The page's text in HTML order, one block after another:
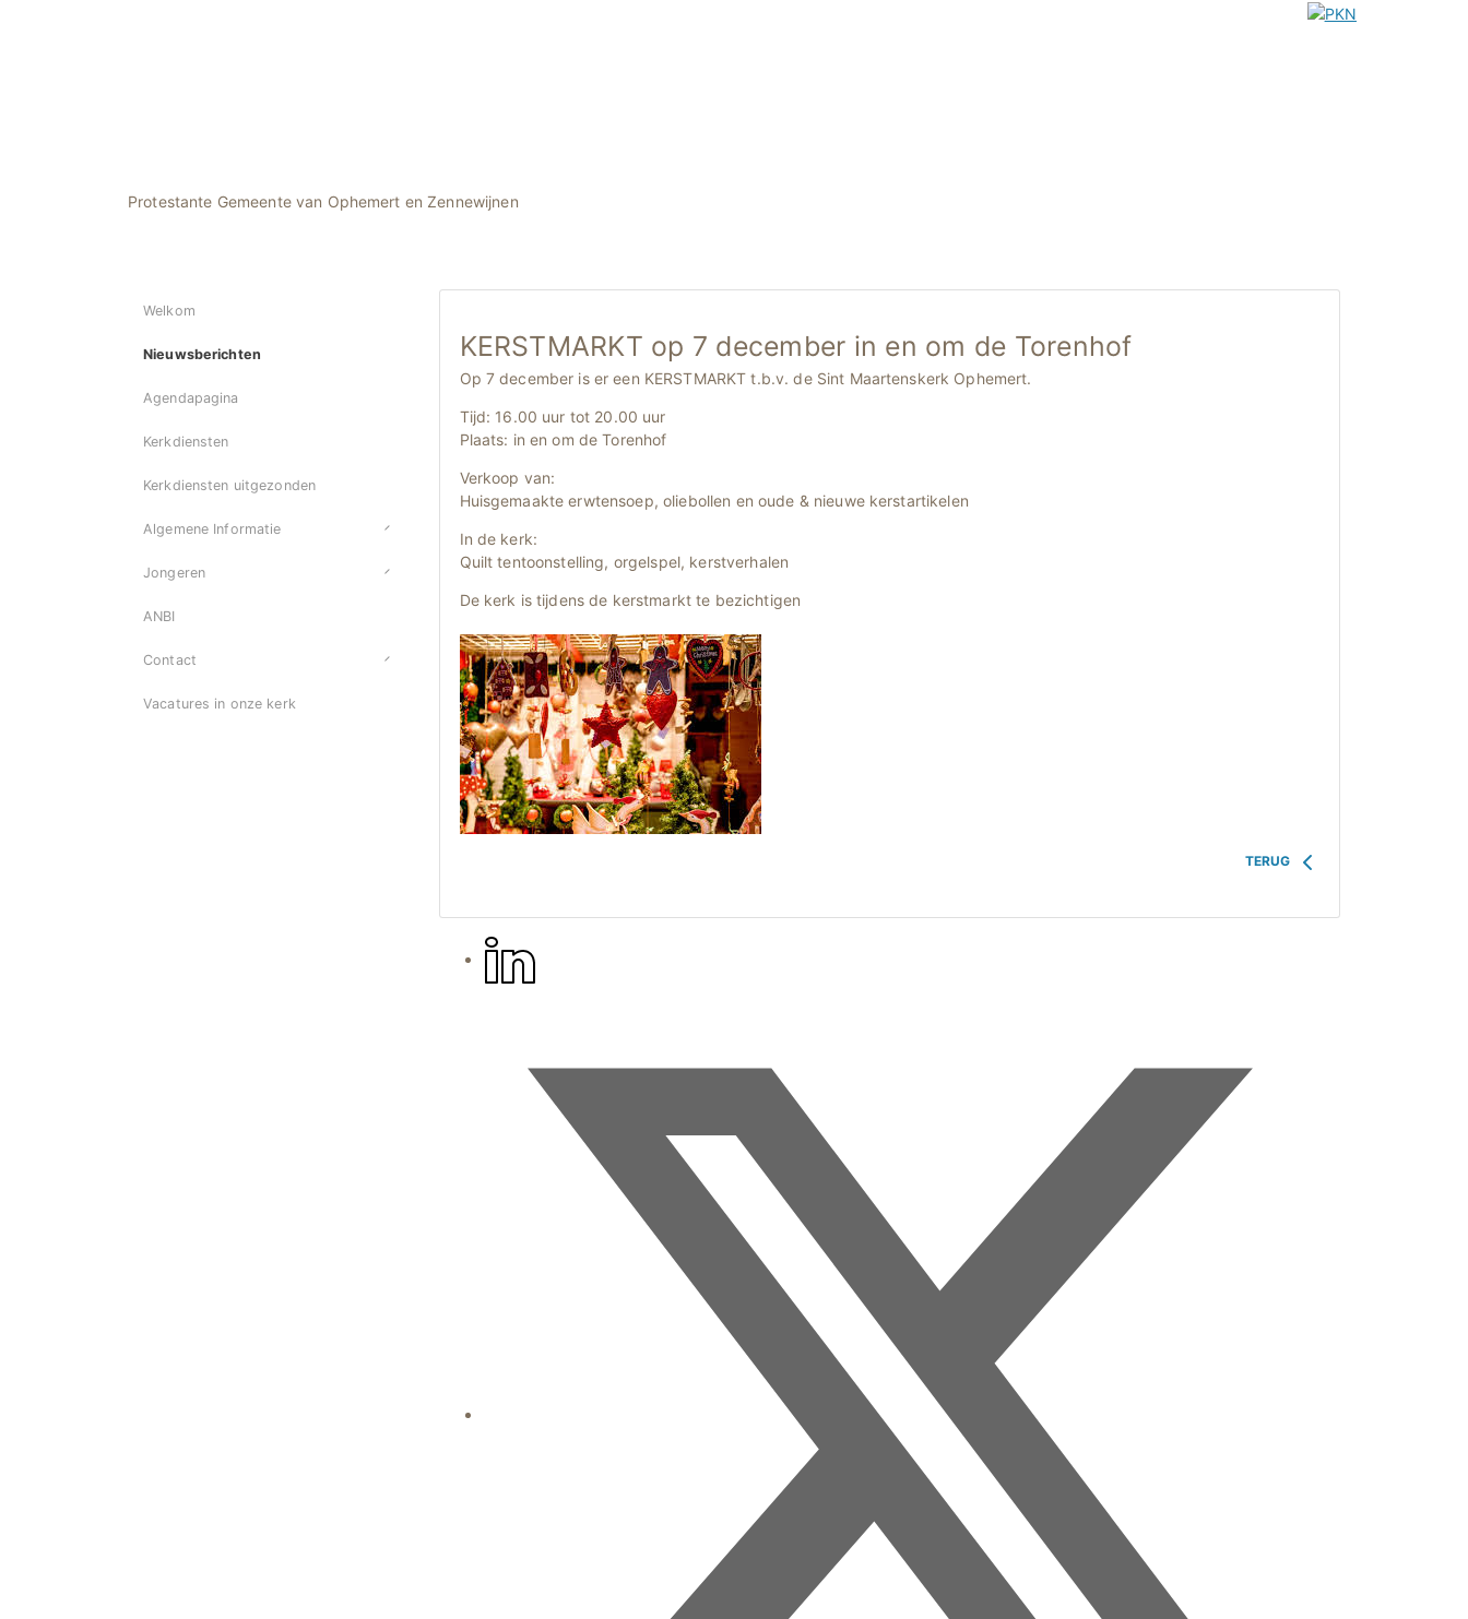
Protestante Gemeente van Ophemert en Zennewijnen
Welkom
Nieuwsberichten
Agendapagina
Kerkdiensten
Kerkdiensten uitgezonden
Algemene Informatie
Jongeren
ANBI
Contact
Vacatures in onze kerk
KERSTMARKT op 7 december in en om de Torenhof
Op 7 december is er een KERSTMARKT t.b.v. de Sint Maartenskerk Ophemert.
Tijd: 16.00 uur tot 20.00 uur
Plaats: in en om de Torenhof
Verkoop van:
Huisgemaakte erwtensoep, oliebollen en oude & nieuwe kerstartikelen
In de kerk:
Quilt tentoonstelling, orgelspel, kerstverhalen
De kerk is tijdens de kerstmarkt te bezichtigen
TERUG